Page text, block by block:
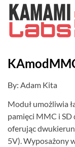
By: Adam Kita
Moduł umożliwia
pamięci MMC i
oferując
5V). Wyposażony